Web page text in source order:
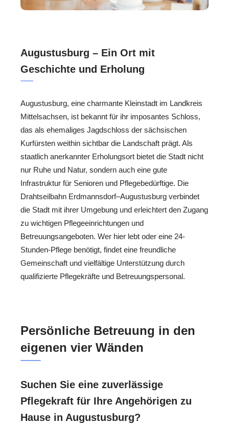
Augustusburg – Ein Ort mit
Geschichte und Erholung
Augustusburg, eine charmante Kleinstadt im Landkreis
Mittelsachsen, ist bekannt für ihr imposantes Schloss,
das als ehemaliges Jagdschloss der sächsischen
Kurfürsten weithin sichtbar die Landschaft prägt. Als
staatlich anerkannter Erholungsort bietet die Stadt nicht
nur Ruhe und Natur, sondern auch eine gute
Infrastruktur für Senioren und Pflegebedürftige. Die
Drahtseilbahn Erdmannsdorf–Augustusburg verbindet
die Stadt mit ihrer Umgebung und erleichtert den Zugang
zu wichtigen Pflegeeinrichtungen und
Betreuungsangeboten. Wer hier lebt oder eine 24-
Stunden-Pflege benötigt, findet eine freundliche
Gemeinschaft und vielfältige Unterstützung durch
qualifizierte Pflegekräfte und Betreuungspersonal.
Persönliche Betreuung in den
eigenen vier Wänden
Suchen Sie eine zuverlässige
Pflegekraft für Ihre Angehörigen zu
Hause in Augustusburg?